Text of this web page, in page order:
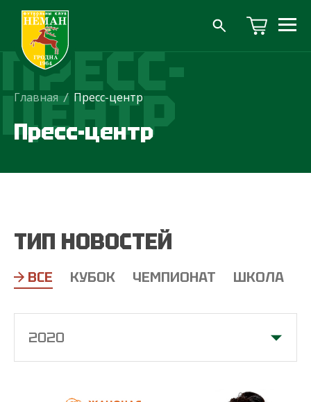
ПРЕСС-
ЦЕНТР
Главная / Пресс-центр
Пресс-центр
2020
ТИП НОВОСТЕЙ
ВСЕ КУБОК ЧЕМПИОНАТ ШКОЛА